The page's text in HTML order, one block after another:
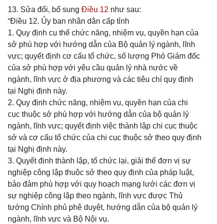
13. Sửa đổi, bổ sung Điều 12 như sau:
“Điều 12. Ủy ban nhân dân cấp tỉnh
1. Quy định cụ thể chức năng, nhiệm vụ, quyền hạn của
sở phù hợp với hướng dẫn của Bộ quản lý ngành, lĩnh
vực; quyết định cơ cấu tổ chức, số lượng Phó Giám đốc
của sở phù hợp với yêu cầu quản lý nhà nước về
ngành, lĩnh vực ở địa phương và các tiêu chí quy định
tại Nghị định này.
2. Quy định chức năng, nhiệm vụ, quyền hạn của chi
cục thuộc sở phù hợp với hướng dẫn của bộ quản lý
ngành, lĩnh vực; quyết định việc thành lập chi cục thuộc
sở và cơ cấu tổ chức của chi cục thuộc sở theo quy định
tại Nghị định này.
3. Quyết định thành lập, tổ chức lại, giải thể đơn vị sự
nghiệp công lập thuộc sở theo quy định của pháp luật,
bảo đảm phù hợp với quy hoạch mạng lưới các đơn vị
sự nghiệp công lập theo ngành, lĩnh vực được Thủ
tướng Chính phủ phê duyệt, hướng dẫn của bộ quản lý
ngành, lĩnh vực và Bộ Nội vụ.